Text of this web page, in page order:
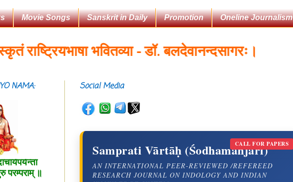
Movie Songs Sanskrit in Daily Promotion Oneline Journalism
भवितव्या - डॉ. बलदेवानन्दसागरः।
Social Media
CALL FOR PAPERS
Samprati Vārtāḥ (Śodhamañjarī)
AN INTERNATIONAL PEER-REVIEWED /REFEREED
RESEARCH JOURNAL ON INDOLOGY AND INDIAN
NAMA:
मध्यमाम्।
परम्पराम् ॥